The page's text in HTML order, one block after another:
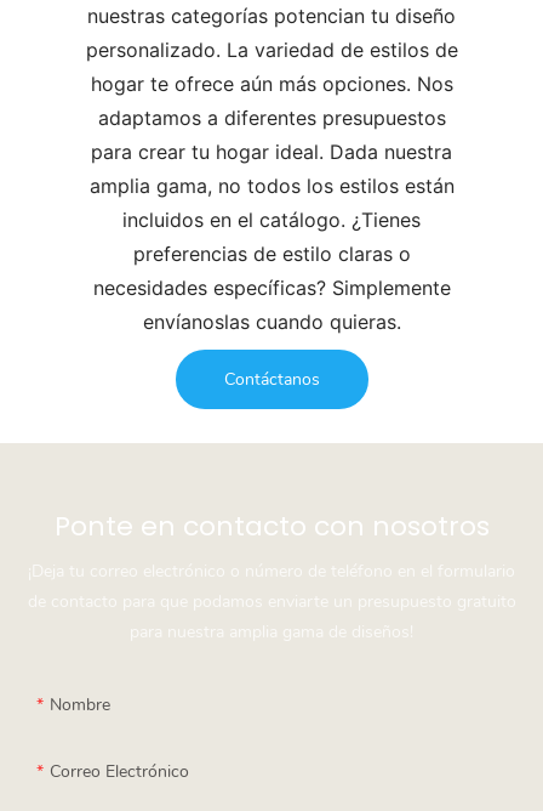
nuestras categorías potencian tu diseño
personalizado. La variedad de estilos de
hogar te ofrece aún más opciones. Nos
adaptamos a diferentes presupuestos
para crear tu hogar ideal. Dada nuestra
amplia gama, no todos los estilos están
incluidos en el catálogo. ¿Tienes
preferencias de estilo claras o
necesidades específicas? Simplemente
envíanoslas cuando quieras.
Contáctanos
Ponte en contacto con nosotros
¡Deja tu correo electrónico o número de teléfono en el formulario
de contacto para que podamos enviarte un presupuesto gratuito
para nuestra amplia gama de diseños!
Nombre
Correo Electrónico